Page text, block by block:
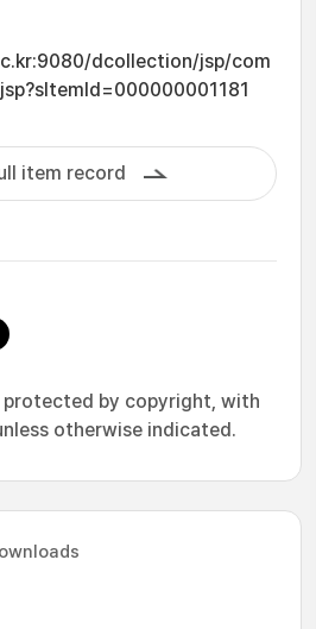
dcollection/jsp/com
item record
protected by copyright, with
otherwise indicated.